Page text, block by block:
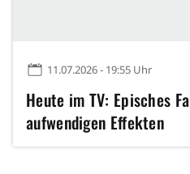
11.07.2026 - 19:55 Uhr
Heute im TV: Episches
aufwendigen Effekten